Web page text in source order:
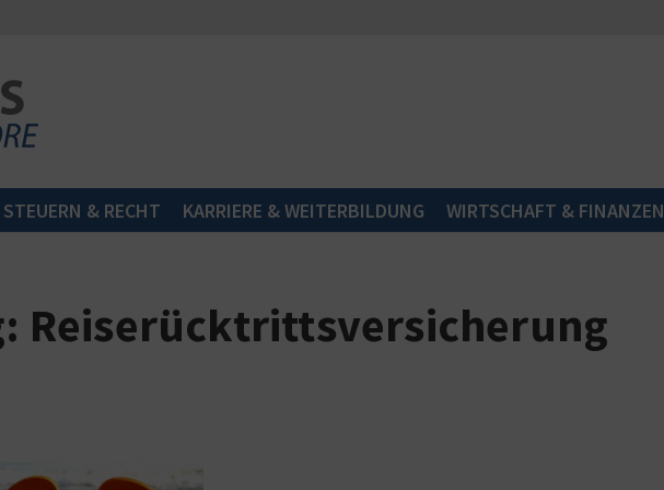
STEUERN & RECHT KARRIERE & WEITERBILDUNG WIRTSCHAFT & FINANZEN
Reiserücktrittsversicherung